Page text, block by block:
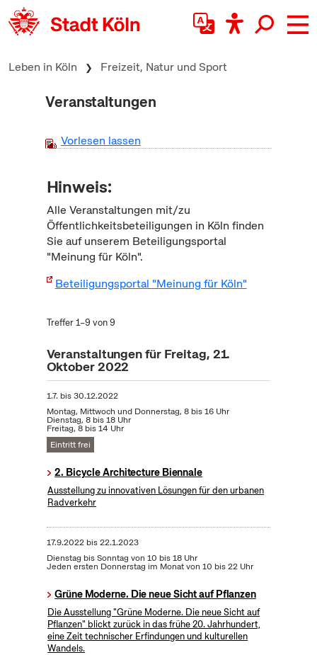
zum Inhalt springen
Leben in Köln Freizeit, Natur und Sport
Veranstaltungen
Vorlesen lassen
Hinweis:
Alle Veranstaltungen mit/zu
Öffentlichkeitsbeteiligungen in Köln finden
Sie auf unserem Beteiligungsportal
"Meinung für Köln".
Beteiligungsportal "Meinung für Köln"
Treffer 1–9 von 9
Veranstaltungen für Freitag, 21.
Oktober 2022
1.7. bis30.12.2022
Montag, Mittwoch und Donnerstag, 8 bis 16 Uhr
Dienstag, 8 bis 18 Uhr
Freitag, 8 bis 14 Uhr
Eintritt frei
2. Bicycle Architecture Biennale
Ausstellung zu innovativen Lösungen für den urbanen
Radverkehr
17.9.2022bis22.1.2023
Dienstag bis Sonntag von 10 bis 18 Uhr
Jeden ersten Donnerstag im Monat von 10 bis 22 Uhr
Grüne Moderne. Die neue Sicht auf Pflanzen
Die Ausstellung "Grüne Moderne. Die neue Sicht auf
Pflanzen" blickt zurück in das frühe 20. Jahrhundert,
eine Zeit technischer Erfindungen und kulturellen
Wandels.